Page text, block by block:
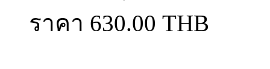
ราคา 630.00 THB